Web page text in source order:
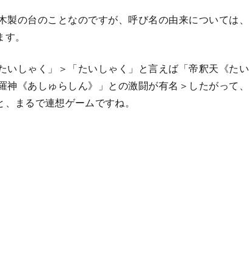
の台のことなのですが、呼び名の由来については、
。
いしゃく」＞「たいしゃく」と言えば「帝釈天《たい
《あしゅらしん》」との激闘が有名＞したがって、
まるで連想ゲームですね。